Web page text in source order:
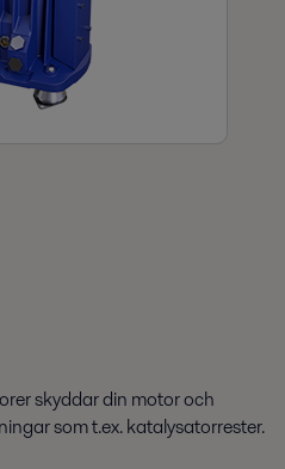
skyddar din motor och
som t.ex. katalysatorrester.